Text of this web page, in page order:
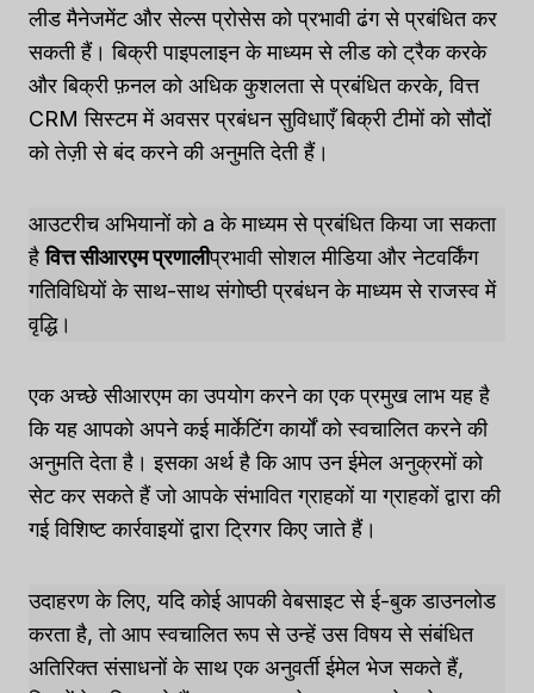
लीड मैनेजमेंट और सेल्स प्रोसेस को प्रभावी ढंग से प्रबंधित कर
सकती हैं। बिक्री पाइपलाइन के माध्यम से लीड को ट्रैक करके
और बिक्री फ़नल को अधिक कुशलता से प्रबंधित करके, वित्त
CRM सिस्टम में अवसर प्रबंधन सुविधाएँ बिक्री टीमों को सौदों
को तेज़ी से बंद करने की अनुमति देती हैं।
आउटरीच अभियानों को a के माध्यम से प्रबंधित किया जा सकता
हैवित्त सीआरएम प्रणालीप्रभावी सोशल मीडिया और नेटवर्किंग
गतिविधियों के साथ-साथ संगोष्ठी प्रबंधन के माध्यम से राजस्व में
वृद्धि।
एक अच्छे सीआरएम का उपयोग करने का एक प्रमुख लाभ यह है
कि यह आपको अपने कई मार्केटिंग कार्यों को स्वचालित करने की
अनुमति देता है। इसका अर्थ है कि आप उन ईमेल अनुक्रमों को
सेट कर सकते हैं जो आपके संभावित ग्राहकों या ग्राहकों द्वारा की
गई विशिष्ट कार्रवाइयों द्वारा ट्रिगर किए जाते हैं।
उदाहरण के लिए, यदि कोई आपकी वेबसाइट से ई-बुक डाउनलोड
करता है, तो आप स्वचालित रूप से उन्हें उस विषय से संबंधित
अतिरिक्त संसाधनों के साथ एक अनुवर्ती ईमेल भेज सकते हैं,